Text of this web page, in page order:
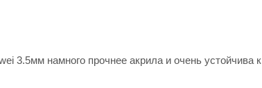
3.5мм намного прочнее акрила и очень устойчива к